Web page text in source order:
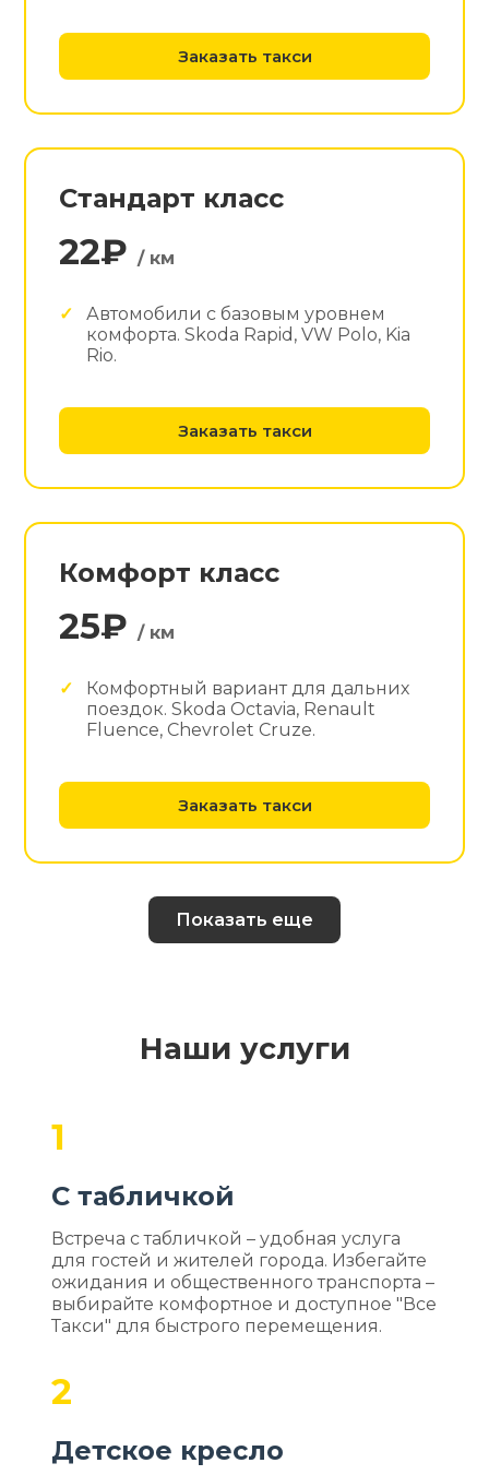
Заказать такси
Стандарт класс
22₽/ км
Автомобили с базовым уровнем
комфорта. Skoda Rapid, VW Polo, Kia
Rio.
Заказать такси
Комфорт класс
25₽/ км
Комфортный вариант для дальних
поездок. Skoda Octavia, Renault
Fluence, Chevrolet Cruze.
Заказать такси
Показать еще
Наши услуги
1
С табличкой
Встреча с табличкой – удобная услуга
для гостей и жителей города. Избегайте
ожидания и общественного транспорта –
выбирайте комфортное и доступное "Все
Такси" для быстрого перемещения.
2
Детское кресло